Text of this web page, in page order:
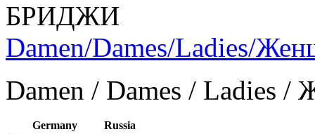
БРИДЖИ
Damen/Dames/Ladies/
Damen / Dames / Ladies
Germany
Russia